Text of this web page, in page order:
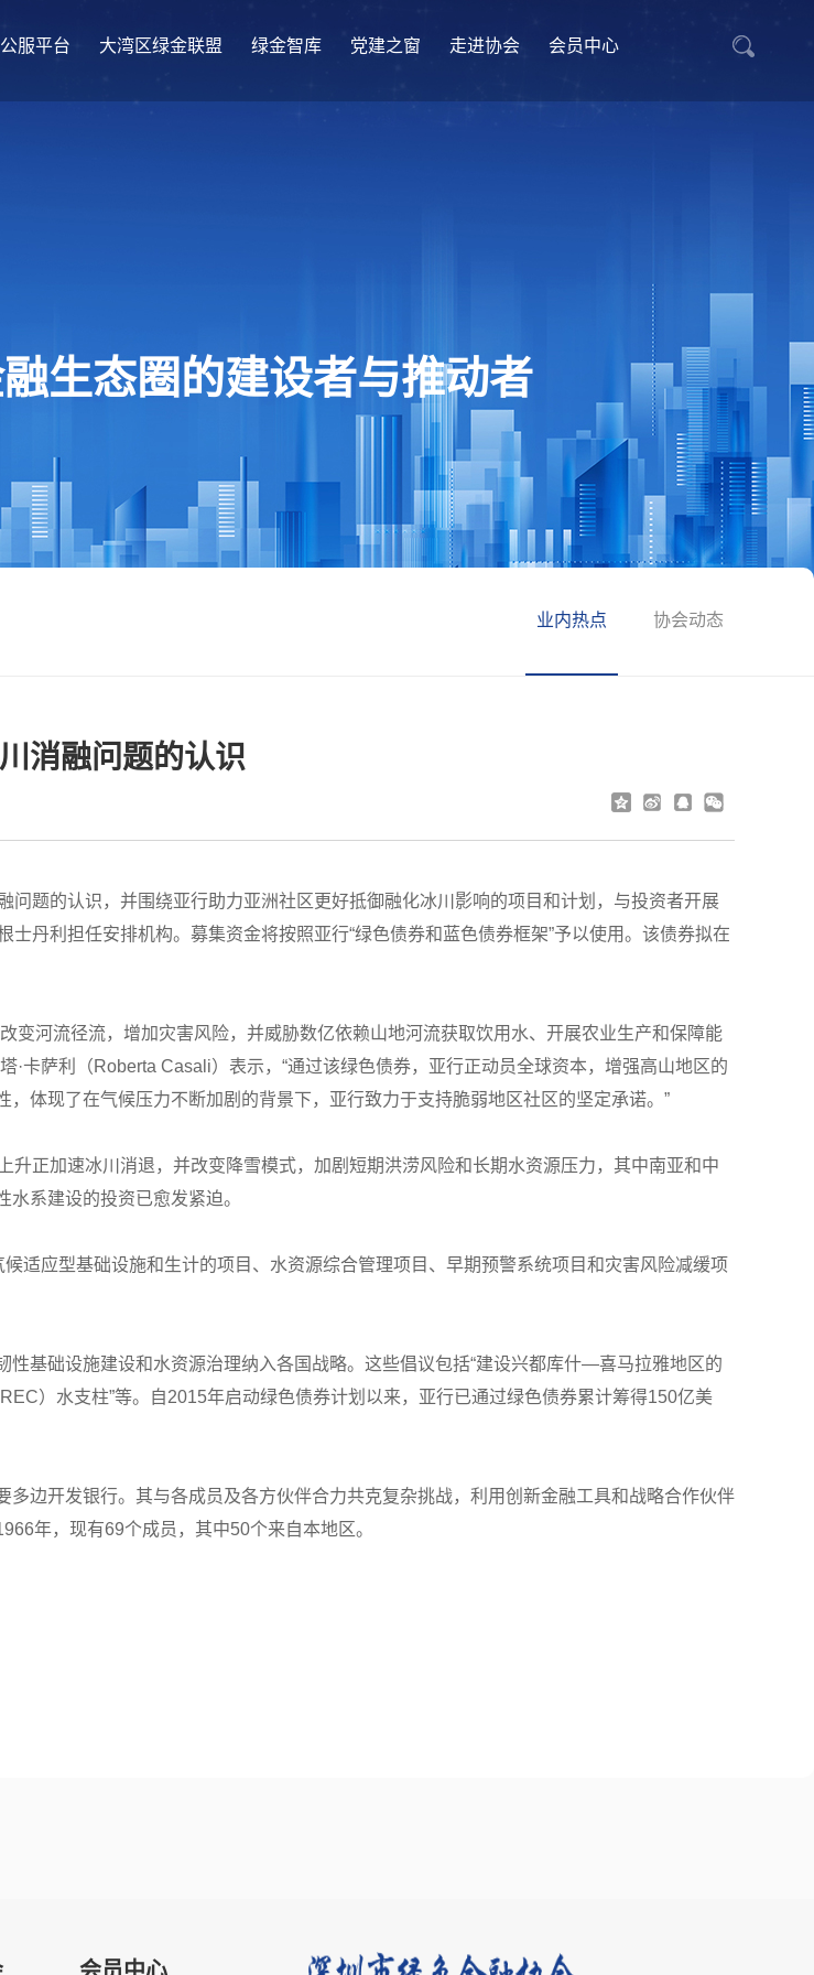
服平台 大湾区绿金联盟 绿金智库 党建之窗 走进协会 会员中心
生态圈的建设者与推动者
业内热点 协会动态
消融问题的认识
题的认识，并围绕亚行助力亚洲社区更好抵御融化冰川影响的项目和计划，与投资者开展
丹利担任安排机构。募集资金将按照亚行“绿色债券和蓝色债券框架”予以使用。该债券拟在
变河流径流，增加灾害风险，并威胁数亿依赖山地河流获取饮用水、开展农业生产和保障能
卡萨利（Roberta Casali）表示，“通过该绿色债券，亚行正动员全球资本，增强高山地区的
体现了在气候压力不断加剧的背景下，亚行致力于支持脆弱地区社区的坚定承诺。”
正加速冰川消退，并改变降雪模式，加剧短期洪涝风险和长期水资源压力，其中南亚和中
系建设的投资已愈发紧迫。
适应型基础设施和生计的项目、水资源综合管理项目、早期预警系统项目和灾害风险减缓项
基础设施建设和水资源治理纳入各国战略。这些倡议包括“建设兴都库什—喜马拉雅地区的
）水支柱”等。自2015年启动绿色债券计划以来，亚行已通过绿色债券累计筹得150亿美
边开发银行。其与各成员及各方伙伴合力共克复杂挑战，利用创新金融工具和战略合作伙伴
年，现有69个成员，其中50个来自本地区。